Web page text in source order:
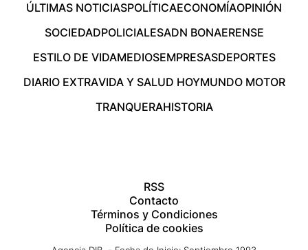
ÚLTIMAS NOTICIASPOLÍTICAECONOMÍAOPINIÓN
SOCIEDADPOLICIALESADN BONAERENSE
ESTILO DE VIDAMEDIOSEMPRESASDEPORTES
DIARIO EXTRAVIDA Y SALUD HOYMUNDO MOTOR
TRANQUERAHISTORIA
RSS
Contacto
Términos y Condiciones
Política de cookies